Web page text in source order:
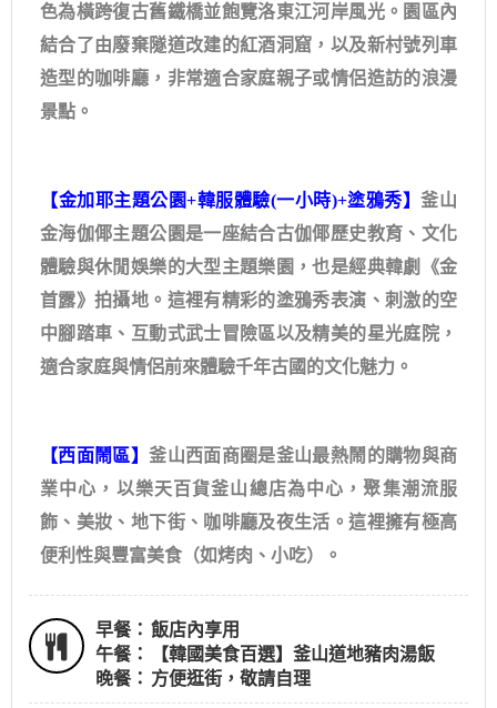
色為橫跨復古舊鐵橋並飽覽洛東江河岸風光。園區內
結合了由廢棄隧道改建的紅酒洞窟，以及新村號列車
造型的咖啡廳，非常適合家庭親子或情侶造訪的浪漫
景點。
【金加耶主題公園+韓服體驗(一小時)+塗鴉秀】釜山
金海伽倻主題公園是一座結合古伽倻歷史教育、文化
體驗與休閒娛樂的大型主題樂園，也是經典韓劇《金
首露》拍攝地。這裡有精彩的塗鴉秀表演、刺激的空
中腳踏車、互動式武士冒險區以及精美的星光庭院，
適合家庭與情侶前來體驗千年古國的文化魅力。
【西面鬧區】釜山西面商圈是釜山最熱鬧的購物與商
業中心，以樂天百貨釜山總店為中心，聚集潮流服
飾、美妝、地下街、咖啡廳及夜生活。這裡擁有極高
便利性與豐富美食（如烤肉、小吃）。
早餐： 飯店內享用
午餐：
【韓國美食百選】釜山道地豬肉湯飯
晚餐： 方便逛街，敬請自理